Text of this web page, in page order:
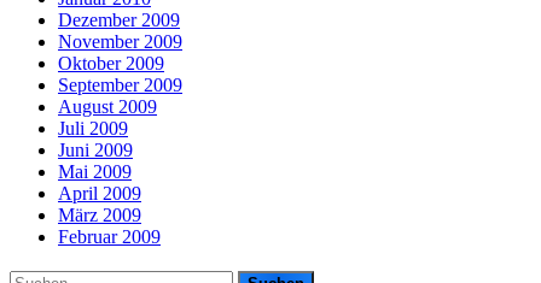
Dezember 2009
November 2009
Oktober 2009
September 2009
August 2009
Juli 2009
Juni 2009
Mai 2009
April 2009
März 2009
Februar 2009